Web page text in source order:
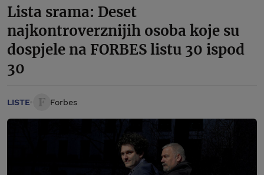
Lista srama: Deset
najkontroverznijih osoba koje su
dospjele na FORBES listu 30 ispod
30
LISTE Forbes